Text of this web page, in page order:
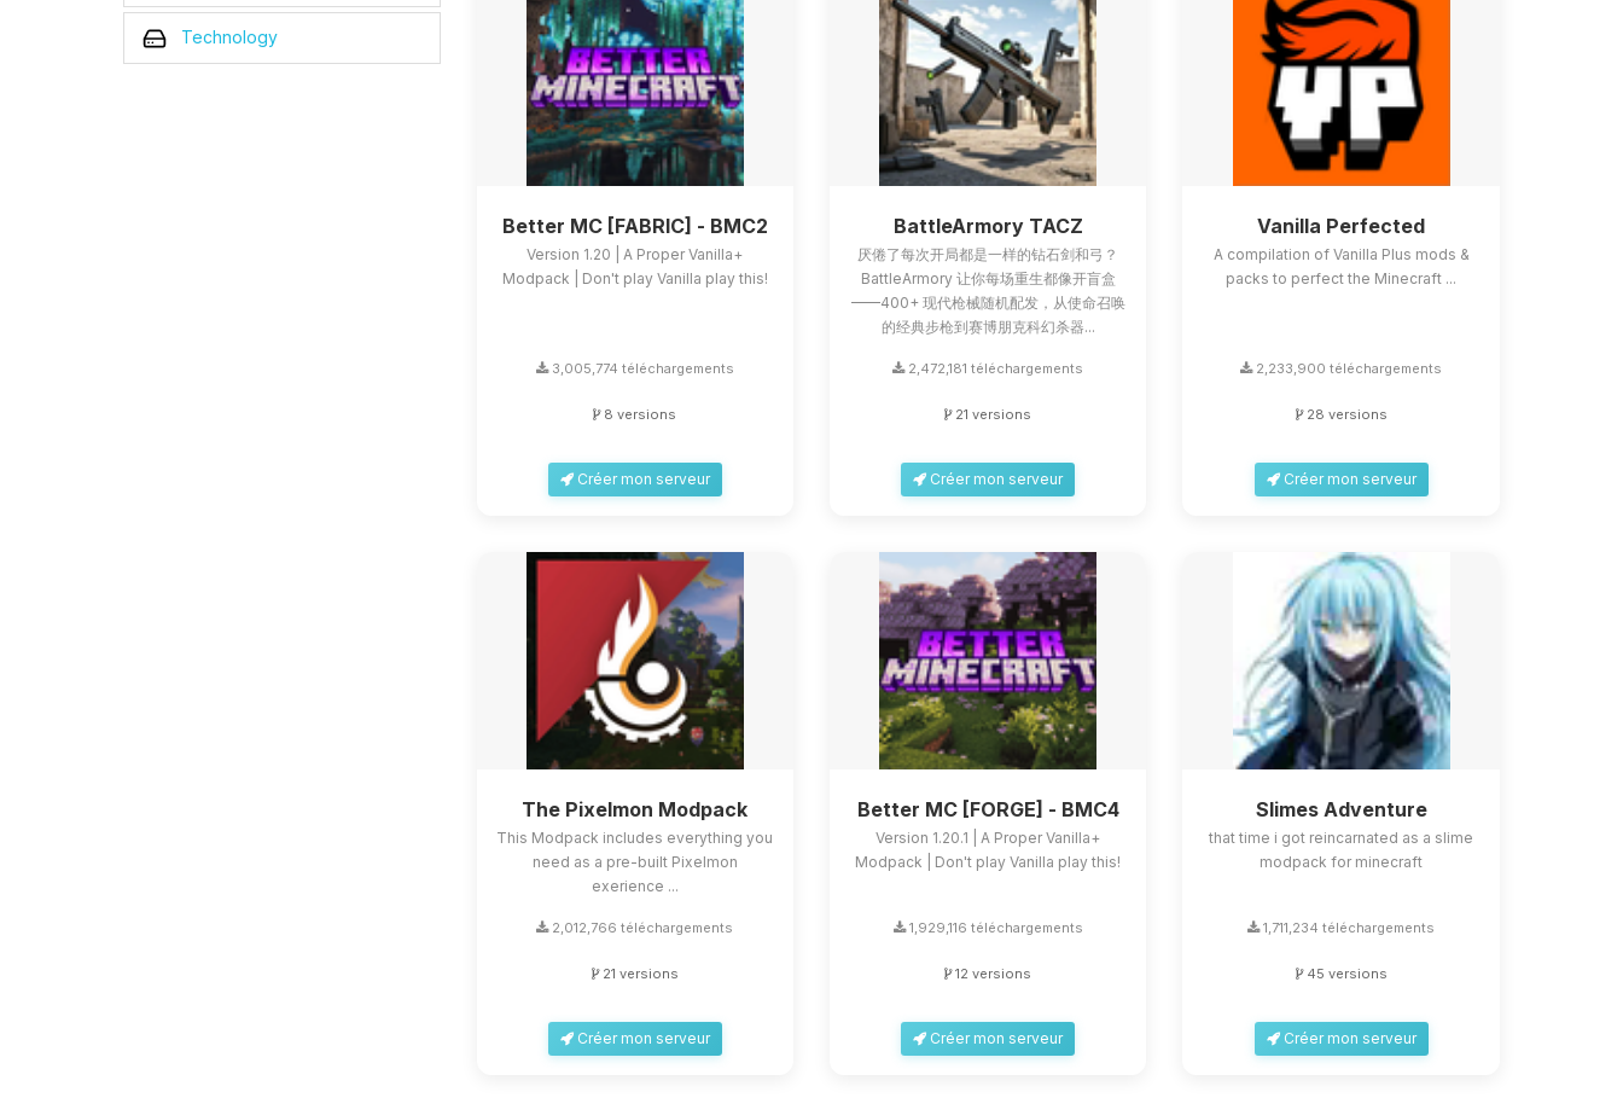
Technology
Better MC [FABRIC] - BMC2
Version 1.20 | A Proper Vanilla+
Modpack | Don't play Vanilla play this!
3,005,774 téléchargements
8 versions
Créer mon serveur
BattleArmory TACZ
厌倦了每次开局都是一样的钻石剑和弓？
BattleArmory 让你每场重生都像开盲盒
——400+ 现代枪械随机配发，从使命召唤
的经典步枪到赛博朋克科幻杀器...
2,472,181 téléchargements
21 versions
Créer mon serveur
Vanilla Perfected
A compilation of Vanilla Plus mods &
packs to perfect the Minecraft ...
2,233,900 téléchargements
28 versions
Créer mon serveur
The Pixelmon Modpack
This Modpack includes everything you
need as a pre-built Pixelmon
exerience ...
2,012,766 téléchargements
21 versions
Créer mon serveur
Better MC [FORGE] - BMC4
Version 1.20.1 | A Proper Vanilla+
Modpack | Don't play Vanilla play this!
1,929,116 téléchargements
12 versions
Créer mon serveur
Slimes Adventure
that time i got reincarnated as a slime
modpack for minecraft
1,711,234 téléchargements
45 versions
Créer mon serveur